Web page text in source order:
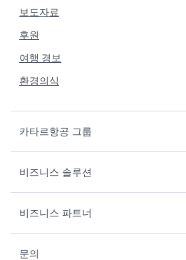
보도자료
후원
여행 경보
환경의식
카타르항공 그룹
비즈니스 솔루션
비즈니스 파트너
문의